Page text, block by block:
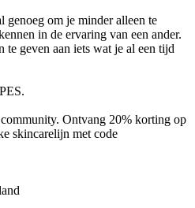
genoeg om je minder alleen te
in de ervaring van een ander.
geven aan iets wat je al een tijd
Ontvang 20% korting op
skincarelijn met code